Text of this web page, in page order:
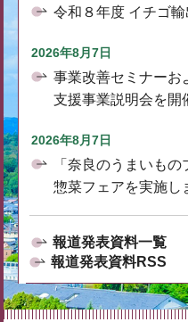
令和８年度 イチゴ
2026年8月7日
事業改善セミナーお
支援事業説明会を開
2026年8月7日
「奈良のうまいも
惣菜フェアを実施し
報道発表資料一覧
報道発表資料RSS